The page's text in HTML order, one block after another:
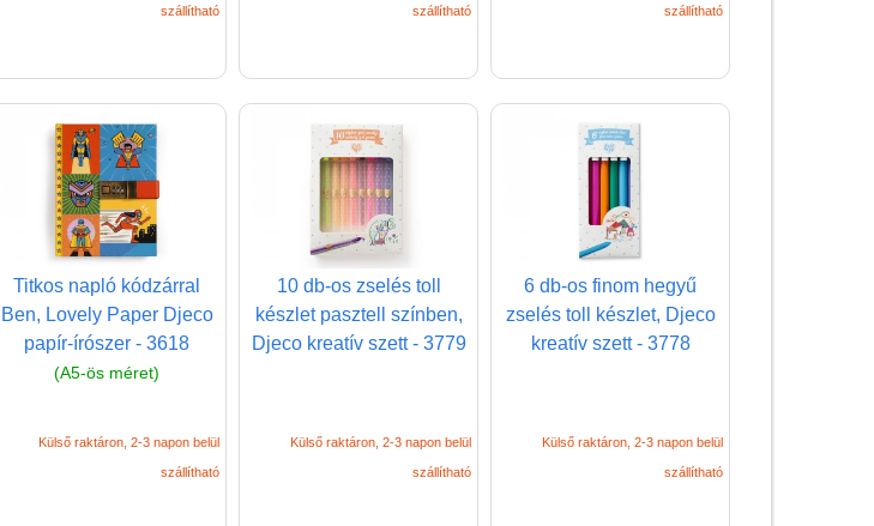
szállítható szállítható szállítható
Titkos napló kódzárral
Ben, Lovely Paper Djeco
papír-írószer - 3618
(A5-ös méret)
Külső raktáron, 2-3 napon belül
szállítható
10 db-os zselés toll
készlet pasztell színben,
Djeco kreatív szett - 3779
Külső raktáron, 2-3 napon belül
szállítható
6 db-os finom hegyű
zselés toll készlet, Djeco
kreatív szett - 3778
Külső raktáron, 2-3 napon belül
szállítható
Füzet, iskolafüzet
szappankréta
Méhviasz termékek
Mágnestábla
Stencil, festősablon,